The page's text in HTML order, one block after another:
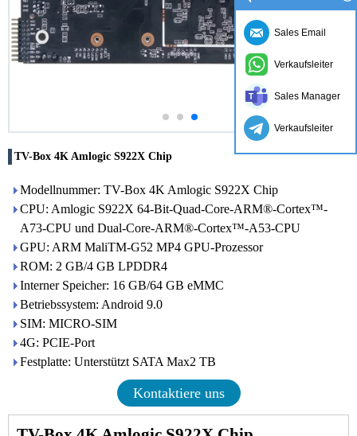
TV-Box 4K Amlogic S922X Chip
Modellnummer: TV-Box 4K Amlogic S922X Chip
CPU: Amlogic S922X 64-Bit-Quad-Core-ARM®-Cortex™-
A73-CPU und Dual-Core-ARM®-Cortex™-A53-CPU
GPU: ARM MaliTM-G52 MP4 GPU-Prozessor
ROM: 2 GB/4 GB LPDDR4
Interner Speicher: 16 GB/64 GB eMMC
Betriebssystem: Android 9.0
SIM: MICRO-SIM
4G: PCIE-Port
Festplatte: Unterstützt SATA Max2 TB
Kontaktiere uns
Sales Email
Verkaufsleiter
Sales Manager
Verkaufsleiter